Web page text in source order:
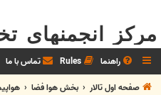
مرکز انجمنهای
راهنما Rules تماس با ما
صفحه اول تالار
بخش هوا فضا